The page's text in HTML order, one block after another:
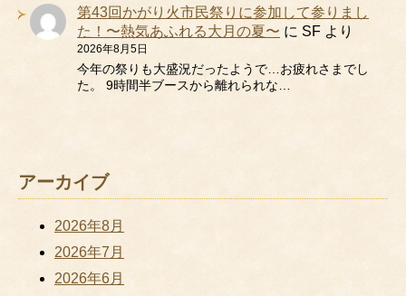
第43回かがり火市民祭りに参加して参りまし
た！〜熱気あふれる大月の夏〜 に SF より
2026年8月5日
今年の祭りも大盛況だったようで…お疲れさまでし
た。 9時間半ブースから離れられな…
アーカイブ
2026年8月
2026年7月
2026年6月